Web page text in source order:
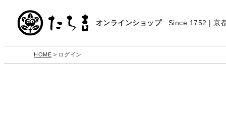
オンラインショップ Since 1752 | 京
HOME ログイン